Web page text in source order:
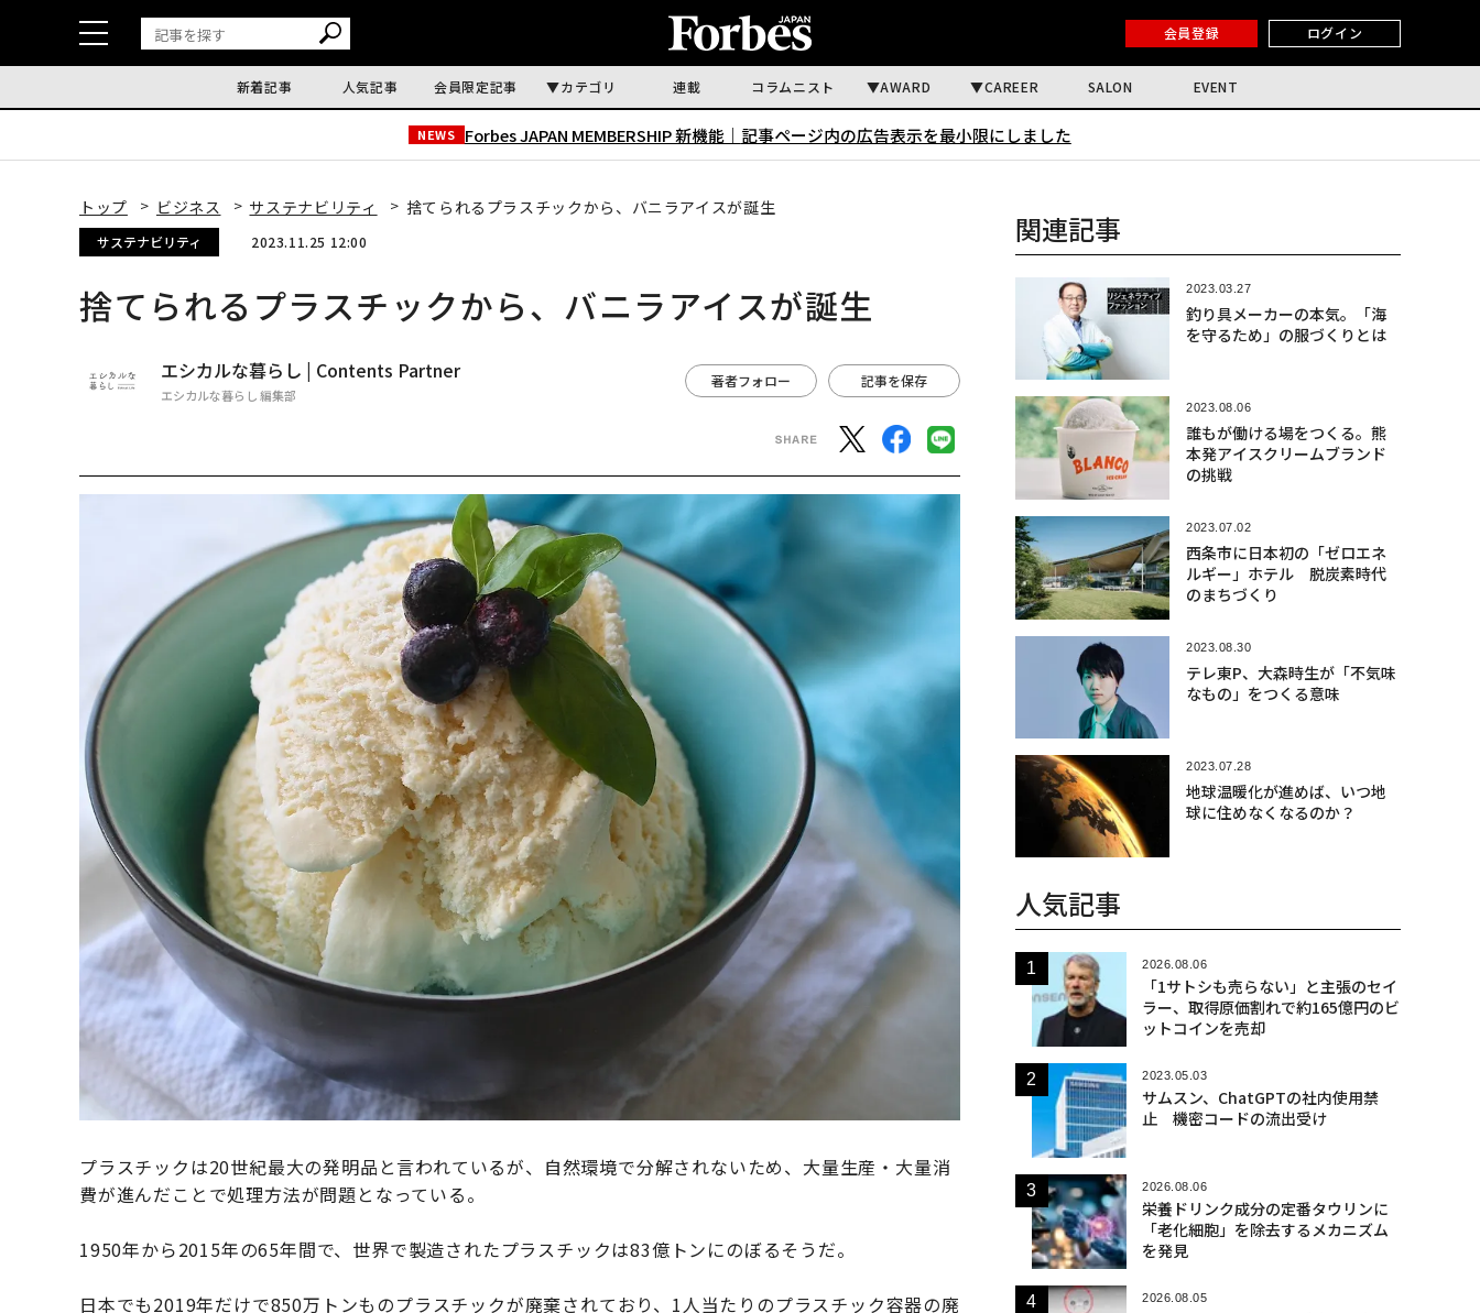
会員登録 ログイン
新着記事 人気記事 会員限定記事 カテゴリ 連載 コラムニスト AWARD CAREER SALON EVENT
NEWS Forbes JAPAN MEMBERSHIP 新機能｜ 記事ページ内の広告表示を最小限にしました
トップ ビジネス サステナビリティ 捨てられるプラスチックから、バニラアイスが誕生
サステナビリティ 2023.11.25 12:00
捨てられるプラスチックから、バニラアイスが誕生
エシカルな暮らし | Contents Partner
エシカルな暮らし 編集部
著者フォロー 記事を保存
プラスチックは20世紀最大の発明品と言われているが、自然環境で分解されないため、大量生産・大量消
費が進んだことで処理方法が問題となっている。
1950年から2015年の65年間で、世界で製造されたプラスチックは83億トンにのぼるそうだ。
日本でも2019年だけで850万トンものプラスチックが廃棄されており、1人当たりのプラスチック容器の廃
関連記事
2023.03.27
釣り具メーカーの本気。「海
を守るため」の服づくりとは
2023.08.06
誰もが働ける場をつくる。熊
本発アイスクリームブランド
の挑戦
2023.07.02
西条市に日本初の「ゼロエネ
ルギー」ホテル 脱炭素時代
のまちづくり
2023.08.30
テレ東P、大森時生が「不気味
なもの」をつくる意味
2023.07.28
地球温暖化が進めば、いつ地
球に住めなくなるのか？
人気記事
2026.08.06
「1サトシも売らない」と主張のセイ
ラー、取得原価割れで約165億円のビ
ットコインを売却
2023.05.03
サムスン、ChatGPTの社内使用禁
止 機密コードの流出受け
2026.08.06
栄養ドリンク成分の定番タウリンに
「老化細胞」を除去するメカニズム
を発見
2026.08.05